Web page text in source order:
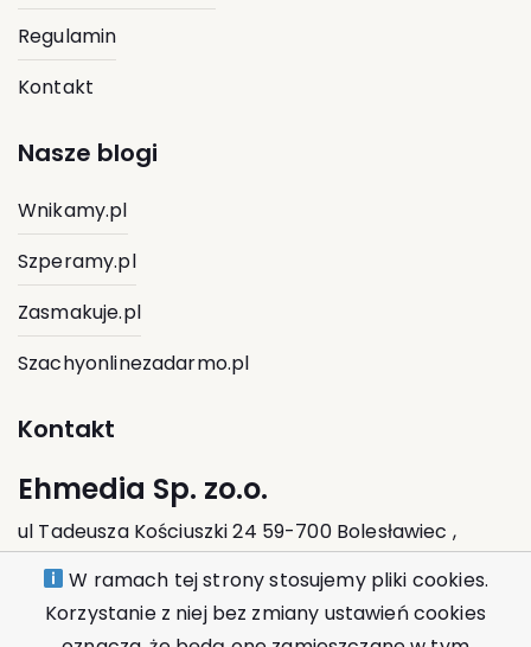
Regulamin
Kontakt
Nasze blogi
Wnikamy.pl
Szperamy.pl
Zasmakuje.pl
Szachyonlinezadarmo.pl
Kontakt
Ehmedia Sp. zo.o.
ul Tadeusza Kościuszki 24 59-700 Bolesławiec ,
Polska
kontakt@ehmedia.pl
W ramach tej strony stosujemy pliki cookies.
Korzystanie z niej bez zmiany ustawień cookies